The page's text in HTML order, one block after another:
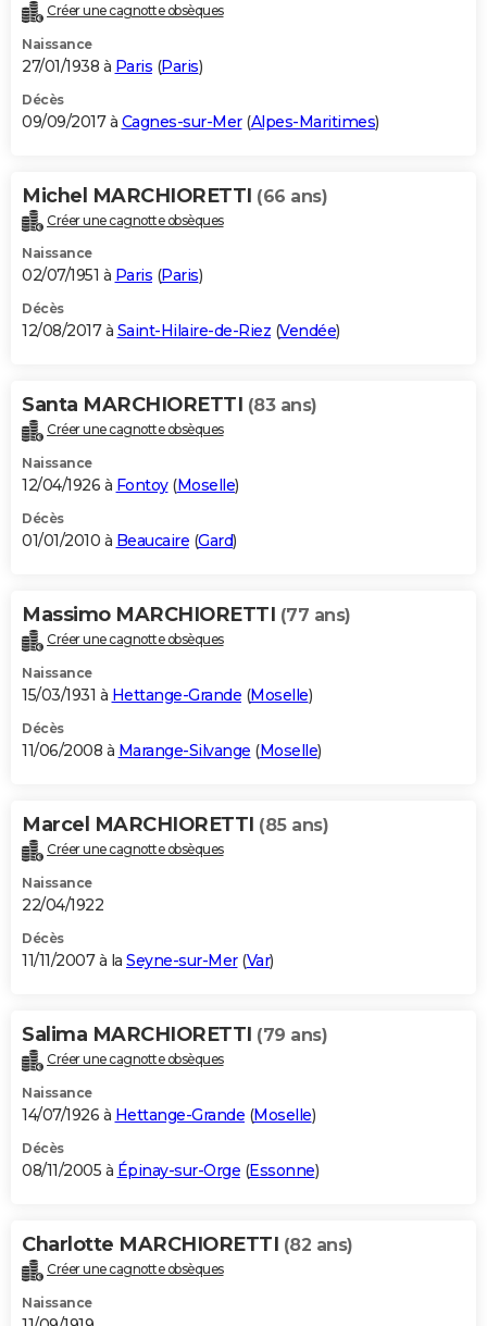
Créer une cagnotte obsèques
Naissance
27/01/1938 à Paris (Paris)
Décès
09/09/2017 à Cagnes-sur-Mer(Alpes-Maritimes)
Michel MARCHIORETTI (66 ans)
Créer une cagnotte obsèques
Naissance
02/07/1951 à Paris (Paris)
Décès
12/08/2017 à Saint-Hilaire-de-Riez (Vendée)
Santa MARCHIORETTI (83 ans)
Créer une cagnotte obsèques
Naissance
12/04/1926 à Fontoy(Moselle)
Décès
01/01/2010 à Beaucaire (Gard)
Massimo MARCHIORETTI (77 ans)
Créer une cagnotte obsèques
Naissance
15/03/1931 à Hettange-Grande (Moselle)
Décès
11/06/2008 à Marange-Silvange (Moselle)
Marcel MARCHIORETTI (85 ans)
Créer une cagnotte obsèques
Naissance
22/04/1922
Décès
11/11/2007 à la Seyne-sur-Mer(Var)
Salima MARCHIORETTI (79 ans)
Créer une cagnotte obsèques
Naissance
14/07/1926 à Hettange-Grande (Moselle)
Décès
08/11/2005 à Épinay-sur-Orge (Essonne)
Charlotte MARCHIORETTI (82 ans)
Créer une cagnotte obsèques
Naissance